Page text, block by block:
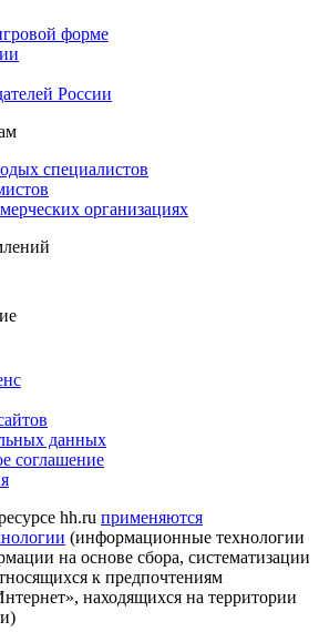
форме
России
специалистов
организациях
данных
соглашение
hh.ru применяются
(информационные технологии
на основе сбора, систематизации
к предпочтениям
находящихся на территории